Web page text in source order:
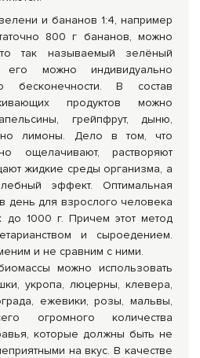
и бананов 1:4, например
800 г бананов, можно
так называемый зелёный
его можно индивидуально
бесконечности. В состав
продуктов можно
грейпфрут, дыню,
лимоны. Дело в том, что
ощелачивают, растворяют
жидкие среды организма, а
эффект. Оптимальная
день для взрослого человека
1000 г. Причем этот метод
и сыроедением.
и не сравним с ними.
можно использовать
укропа, люцерны, клевера,
ежевики, розы, мальвы,
огромного количества
которые должны быть не
на вкус. В качестве